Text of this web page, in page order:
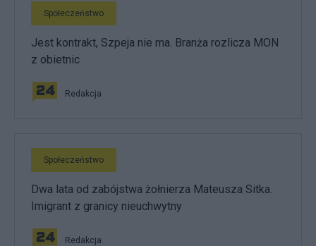
Społeczeństwo
Jest kontrakt, Szpeja nie ma. Branża rozlicza MON
z obietnic
Redakcja
Społeczeństwo
Dwa lata od zabójstwa żołnierza Mateusza Sitka.
Imigrant z granicy nieuchwytny
Redakcja